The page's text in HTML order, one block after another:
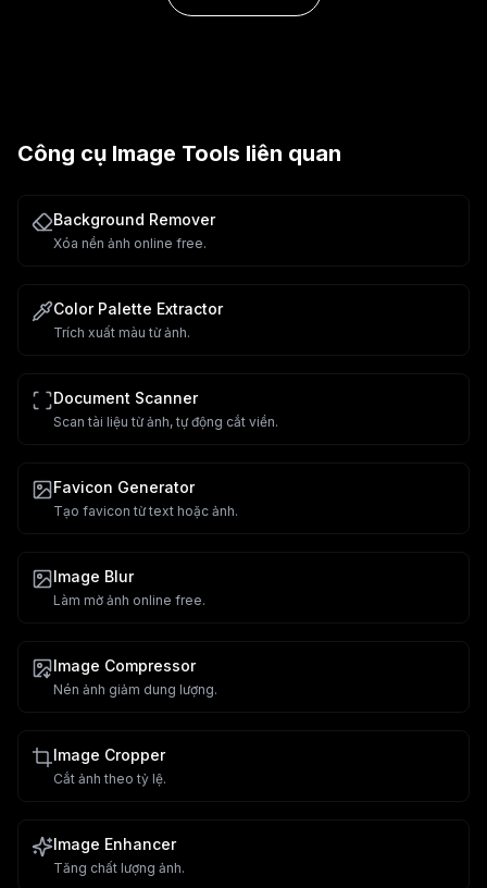
Công cụ Image Tools liên quan
Background Remover
Xóa nền ảnh online free.
Color Palette Extractor
Trích xuất màu từ ảnh.
Document Scanner
Scan tài liệu từ ảnh, tự động cắt viền.
Favicon Generator
Tạo favicon từ text hoặc ảnh.
Image Blur
Làm mờ ảnh online free.
Image Compressor
Nén ảnh giảm dung lượng.
Image Cropper
Cắt ảnh theo tỷ lệ.
Image Enhancer
Tăng chất lượng ảnh.